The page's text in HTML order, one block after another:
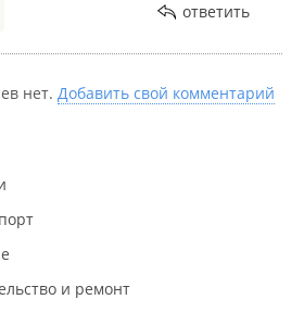
ответить
нет. Добавить свой комментарий
и ремонт